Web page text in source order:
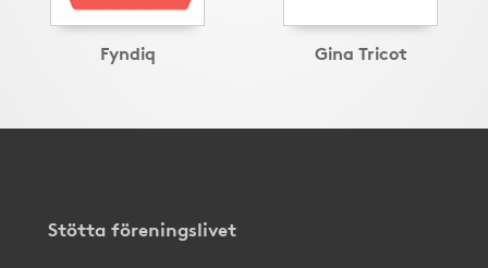
Fyndiq Gina Tricot
Stötta föreningslivet